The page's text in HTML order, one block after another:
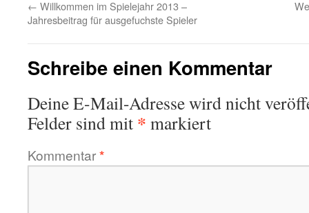
← Willkommen im Spielejahr 2013 –
Jahresbeitrag für ausgefuchste Spieler
Schreibe einen Kommentar
Deine E-Mail-Adresse wird nicht
Felder sind mit * markiert
Kommentar*